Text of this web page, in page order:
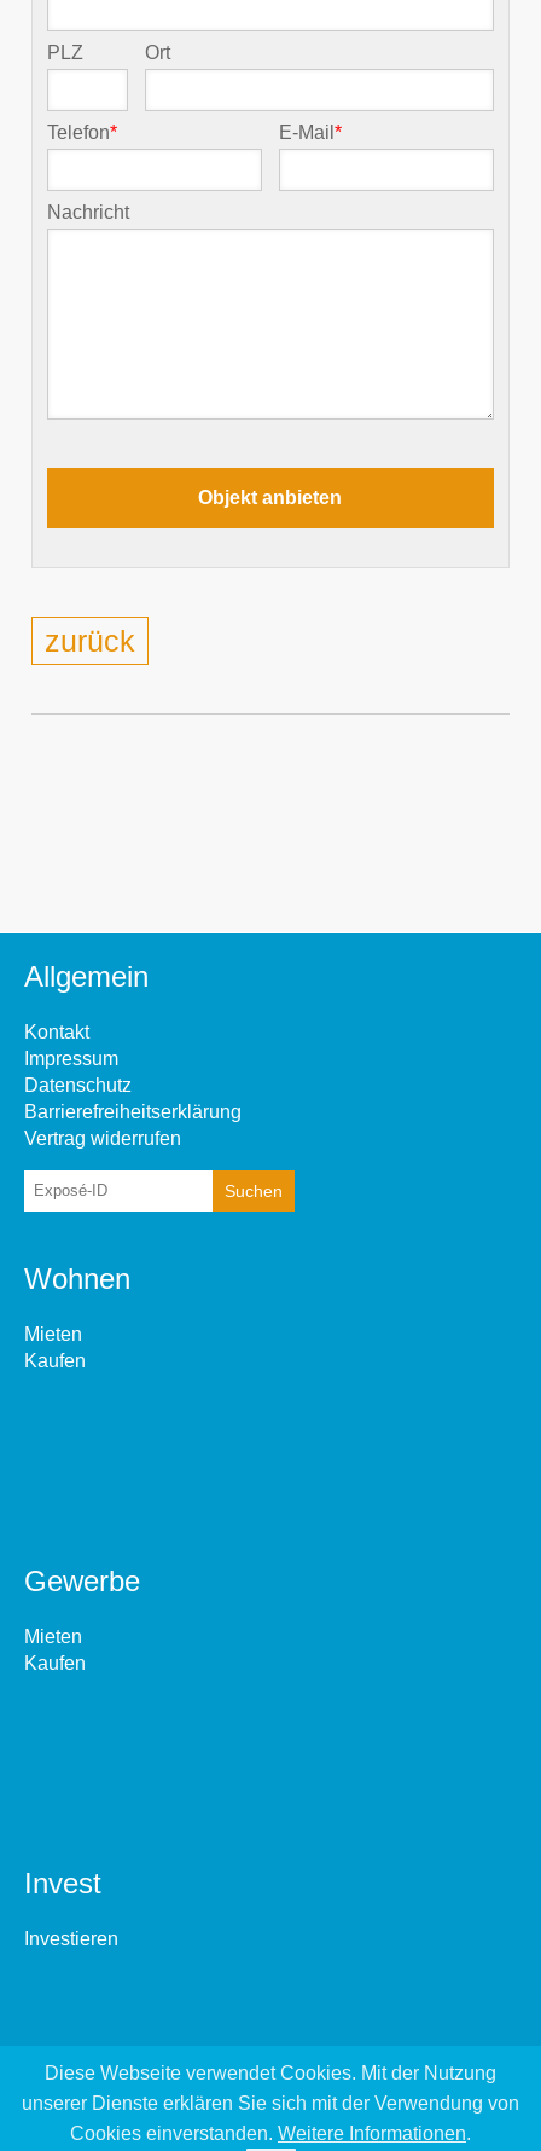
PLZ Ort
Telefon* E-Mail*
Nachricht
zurück
Allgemein
Kontakt
Impressum
Datenschutz
Barrierefreiheitserklärung
Vertrag widerrufen
Wohnen
Mieten
Kaufen
Gewerbe
Mieten
Kaufen
Invest
Investieren
Diese Webseite verwendet Cookies. Mit der Nutzung
unserer Dienste erklären Sie sich mit der Verwendung von
Cookies einverstanden. Weitere Informationen.